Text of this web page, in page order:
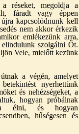
réseket, megoldja a
fáradt vagy éppen
kapcsolódnunk kell
nem akkor érkezik
emlékezünk arra,
szolgálni Őt.
Vele, mielőtt kezünk
a végén, amelyet
nyerhettünk
és nehézségeket, a
hogyan próbálnak
élni, és hogyan
hűségesen és